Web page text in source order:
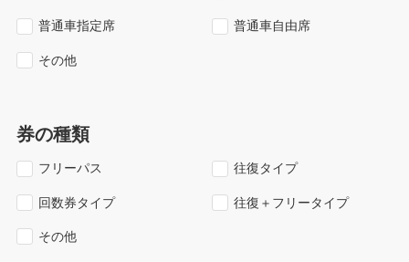
普通車指定席 普通車自由席
その他
券の種類
フリーパス 往復タイプ
回数券タイプ 往復＋フリータイプ
その他